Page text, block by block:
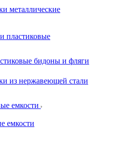
металлические
пластиковые
бидоны и фляги
из нержавеющей стали
емкости
емкости